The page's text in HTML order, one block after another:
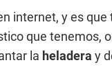
internet, y es
que tenemos,
la heladera y